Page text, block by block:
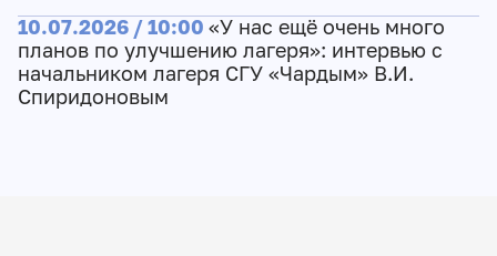
10.07.2026 / 10:00 «У нас ещё очень много
планов по улучшению лагеря»: интервью с
начальником лагеря СГУ «Чардым» В.И.
Спиридоновым